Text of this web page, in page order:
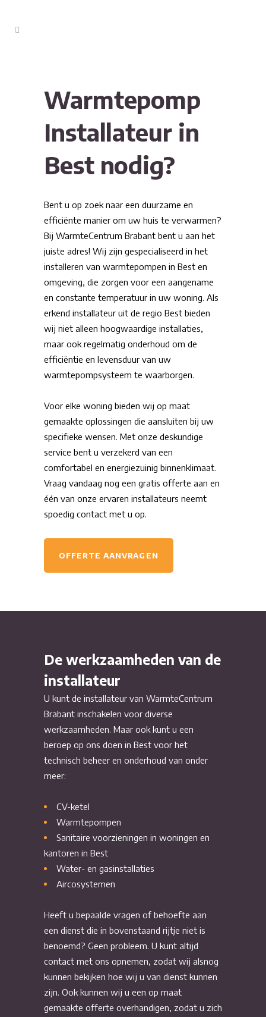
Warmtepomp
Installateur in
Best nodig?
Bent u op zoek naar een duurzame en
efficiënte manier om uw huis te verwarmen?
Bij WarmteCentrum Brabant bent u aan het
juiste adres! Wij zijn gespecialiseerd in het
installeren van warmtepompen in Best en
omgeving, die zorgen voor een aangename
en constante temperatuur in uw woning. Als
erkend installateur uit de regio Best bieden
wij niet alleen hoogwaardige installaties,
maar ook regelmatig onderhoud om de
efficiëntie en levensduur van uw
warmtepompsysteem te waarborgen.
Voor elke woning bieden wij op maat
gemaakte oplossingen die aansluiten bij uw
specifieke wensen. Met onze deskundige
service bent u verzekerd van een
comfortabel en energiezuinig binnenklimaat.
Vraag vandaag nog een gratis offerte aan en
één van onze ervaren installateurs neemt
spoedig contact met u op.
OFFERTE AANVRAGEN
De werkzaamheden van de
installateur
U kunt de installateur van WarmteCentrum
Brabant inschakelen voor diverse
werkzaamheden. Maar ook kunt u een
beroep op ons doen in Best voor het
technisch beheer en onderhoud van onder
meer:
CV-ketel
Warmtepompen
Sanitaire voorzieningen in woningen en
kantoren in Best
Water- en gasinstallaties
Aircosystemen
Heeft u bepaalde vragen of behoefte aan
een dienst die in bovenstaand rijtje niet is
benoemd? Geen probleem. U kunt altijd
contact met ons opnemen, zodat wij alsnog
kunnen bekijken hoe wij u van dienst kunnen
zijn. Ook kunnen wij u een op maat
gemaakte offerte overhandigen, zodat u zich